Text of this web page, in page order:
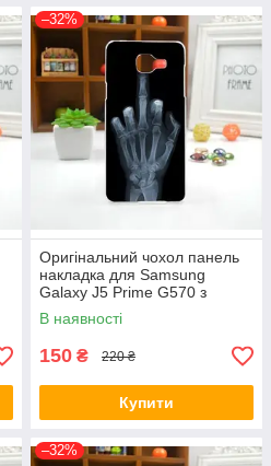
–32%
Оригінальний чохол панель
накладка для Samsung
Galaxy J5 Prime G570 з
картинкою Рентген
В наявності
150 ₴ 220 ₴
Купити
–32%